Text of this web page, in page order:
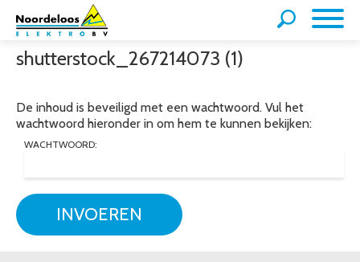
shutterstock_267214073 (1)
De inhoud is beveiligd met een wachtwoord. Vul het
wachtwoord hieronder in om hem te kunnen bekijken:
WACHTWOORD:
INVOEREN